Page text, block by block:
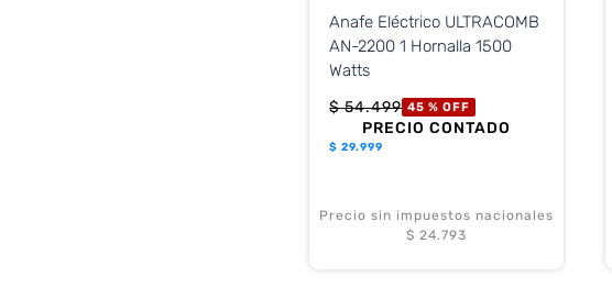
Anafe Eléctrico ULTRACOMB
AN-2200 1 Hornalla 1500
Watts
$ 54.499 45 % OFF
PRECIO CONTADO
$29.999
Precio sin impuestos nacionales
$ 24.793